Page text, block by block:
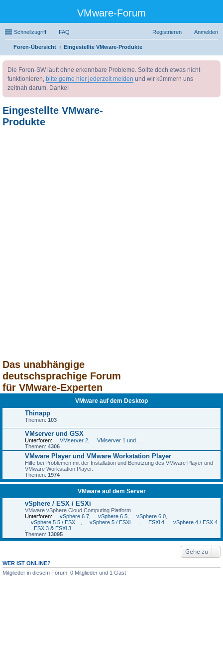
VMware-Forum
Schnellzugriff FAQ Anmelden
Registrieren
Foren-Übersicht
Eingestellte VMware-Produkte
Die Foren-SW läuft ohne erkennbare Probleme. Sollte doch etwas nicht
funktionieren, bitte gerne hier jederzeit melden und wir kümmern uns
zeitnah darum. Danke!
Eingestellte VMware-
Produkte
Das unabhängige
deutschsprachige Forum
für VMware-Experten
VMware auf dem Desktop
Thinapp
Themen: 103
VMserver und GSX
Unterforen: VMserver 2
Themen: 4306
VMware Player und VMware Workstation Player
Hilfe bei Problemen mit der Installation und Benutzung des VMware Player und
VMware Workstation Player.
Themen: 1974
VMware auf dem Server
vSphere / ESX / ESXi
VMware vSphere Cloud Computing Platform.
Unterforen:
vSphere 6.7 vSphere 6.5 vSphere 6.0
ESXi 4
vSphere 4 / ESX 4
ESX 3 & ESXi 3
Themen: 13095
Gehe zu
WER IST ONLINE?
Mitglieder in diesem Forum: 0 Mitglieder und 1 Gast